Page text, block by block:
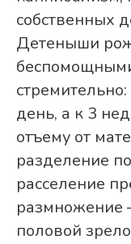
собственных
Детеныши
день, а к 3
отъему от
разделение
расселение
размножение
половой